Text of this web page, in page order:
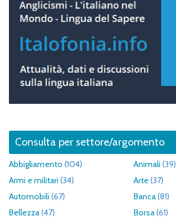
Consulta per settore/argomento
Abbigliamento (104) Animali (39)
Armi e militari (34) Arte(37)
Automobili (67) Banca(81)
Bellezza(47) Borsa(61)